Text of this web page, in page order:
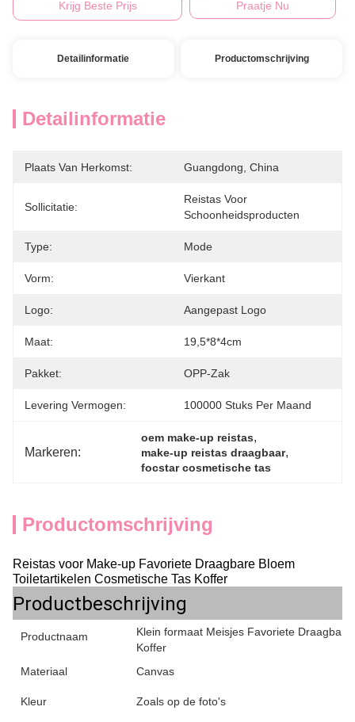
Krijg Beste Prijs Praatje Nu
Detailinformatie Productomschrijving
Detailinformatie
Plaats Van Herkomst: Guangdong, China
Sollicitatie:
Reistas Voor
Schoonheidsproducten
Type: Mode
Vorm: Vierkant
Logo: Aangepast Logo
Maat: 19,5*8*4cm
Pakket: OPP-Zak
Levering Vermogen: 100000 Stuks Per Maand
Markeren:
oem make-up reistas,
make-up reistas draagbaar,
focstar cosmetische tas
Productomschrijving
Reistas voor Make-up Favoriete Draagbare Bloem
Toiletartikelen Cosmetische Tas Koffer
Productbeschrijving
Productnaam
Klein formaat Meisjes Favoriete
Koffer
Materiaal
Canvas
Kleur Zoals op de foto's